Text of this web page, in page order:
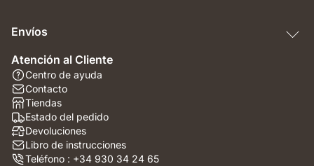
Envíos
Atención al Cliente
Centro de ayuda
Contacto
Tiendas
Estado del pedido
Devoluciones
Libro de instrucciones
Teléfono : +34 930 34 24 65